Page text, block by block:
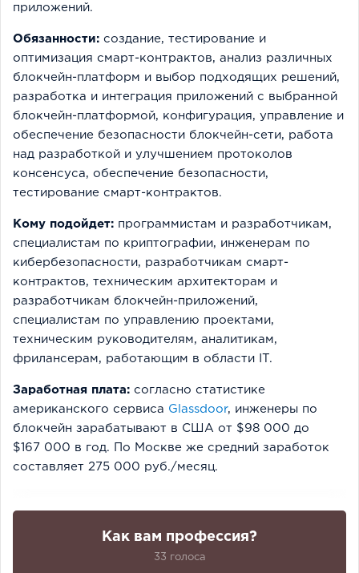
приложений.
Обязанности: создание, тестирование и
оптимизация смарт-контрактов, анализ различных
блокчейн-платформ и выбор подходящих решений,
разработка и интеграция приложений с выбранной
блокчейн-платформой, конфигурация, управление и
обеспечение безопасности блокчейн-сети, работа
над разработкой и улучшением протоколов
консенсуса, обеспечение безопасности,
тестирование смарт-контрактов.
Кому подойдет: программистам и разработчикам,
специалистам по криптографии, инженерам по
кибербезопасности, разработчикам смарт-
контрактов, техническим архитекторам и
разработчикам блокчейн-приложений,
специалистам по управлению проектами,
техническим руководителям, аналитикам,
фрилансерам, работающим в области IT.
Заработная плата: согласно статистике
американского сервиса Glassdoor, инженеры по
блокчейн зарабатывают в США от $98 000 до
$167 000 в год. По Москве же средний заработок
составляет 275 000 руб./месяц.
Как вам профессия?
33 голоса